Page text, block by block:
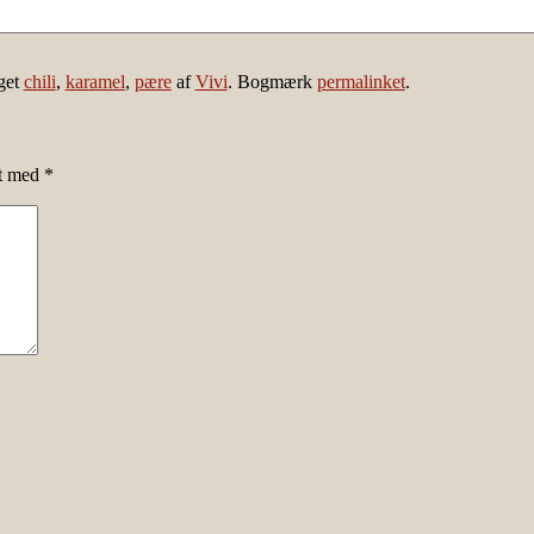
chili, karamel, pæreafVivi. Bogmærk permalinket.
med *